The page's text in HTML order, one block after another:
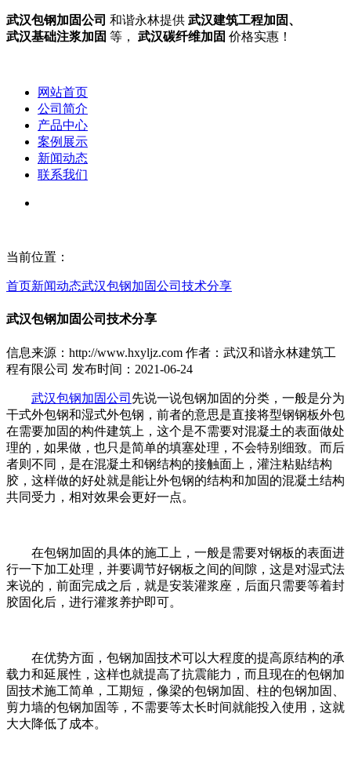
武汉包钢加固公司 和谐永林提供 武汉建筑工程加固、
武汉基础注浆加固 等， 武汉碳纤维加固 价格实惠！
网站首页
公司简介
产品中心
案例展示
新闻动态
联系我们
当前位置：
首页新闻动态武汉包钢加固公司技术分享
武汉包钢加固公司技术分享
信息来源：http://www.hxyljz.com 作者：武汉和谐永林建筑工
程有限公司 发布时间：2021-06-24
武汉包钢加固公司 先说一说包钢加固的分类，一般是分为
干式外包钢和湿式外包钢，前者的意思是直接将型钢钢板外包
在需要加固的构件建筑上，这个是不需要对混凝土的表面做处
理的，如果做，也只是简单的填塞处理，不会特别细致。而后
者则不同，是在混凝土和钢结构的接触面上，灌注粘贴结构
胶，这样做的好处就是能让外包钢的结构和加固的混凝土结构
共同受力，相对效果会更好一点。
在包钢加固的具体的施工上，一般是需要对钢板的表面进
行一下加工处理，并要调节好钢板之间的间隙，这是对湿式法
来说的，前面完成之后，就是安装灌浆座，后面只需要等着封
胶固化后，进行灌浆养护即可。
在优势方面，包钢加固技术可以大程度的提高原结构的承
载力和延展性，这样也就提高了抗震能力，而且现在的包钢加
固技术施工简单，工期短，像梁的包钢加固、柱的包钢加固、
剪力墙的包钢加固等，不需要等太长时间就能投入使用，这就
大大降低了成本。